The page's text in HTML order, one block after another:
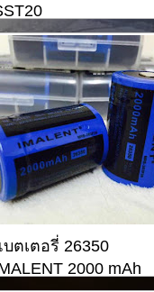
ตเตอรี่ 26350
2000 mAh